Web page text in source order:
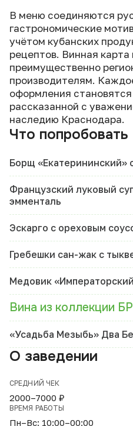
В меню соединяются
гастрономические
учётом кубанских
рецептов. Винная
преимущественно
производителям.
оформления
рассказанной с
наследию Краснодара.
Что попробовать
Борщ «Екатерининский»
Французский луковый
эмменталь
Эскарго с ореховым
Гребешки сан-жак с
Медовик
Вина из коллекции
«Усадьба Мезыбь» Два
О заведении
СРЕДНИЙ ЧЕК
2000–7000 ₽
ВРЕМЯ РАБОТЫ
Пн–Вс: 10:00–00:00